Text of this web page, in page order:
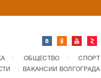
ОБЩЕСТВО СПОРТ
ВАКАНСИИ ВОЛГОГРАДА